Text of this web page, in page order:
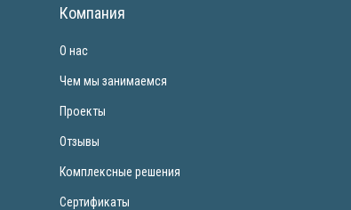
Компания
О нас
Чем мы занимаемся
Проекты
Отзывы
Комплексные решения
Сертификаты